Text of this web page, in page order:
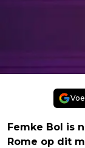
Femke Bol is
Rome op dit